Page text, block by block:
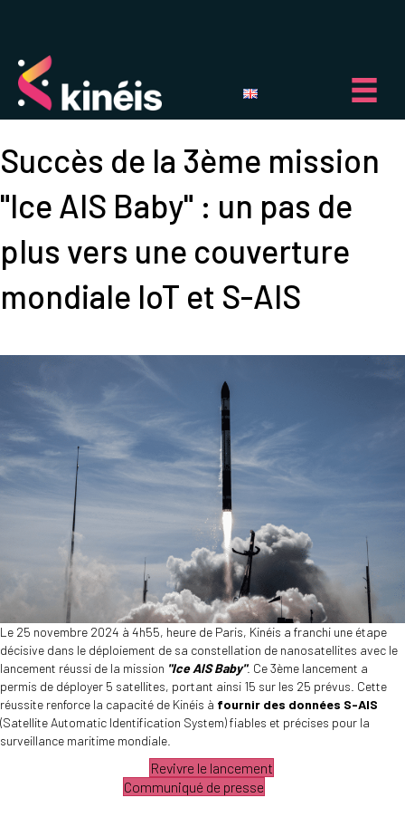
Succès de la 3ème mission
"Ice AIS Baby" : un pas de
plus vers une couverture
mondiale IoT et S-AIS
Le 25 novembre 2024 à 4h55, heure de Paris, Kinéis a franchi une étape
décisive dans le déploiement de sa constellation de nanosatellites avec le
lancement réussi de la mission "Ice AIS Baby". Ce 3ème lancement a
permis de déployer 5 satellites, portant ainsi 15 sur les 25 prévus. Cette
réussite renforce la capacité de Kinéis à fournir des données S-AIS
(Satellite Automatic Identification System) fiables et précises pour la
surveillance maritime mondiale.
Revivre le lancement
Communiqué de presse